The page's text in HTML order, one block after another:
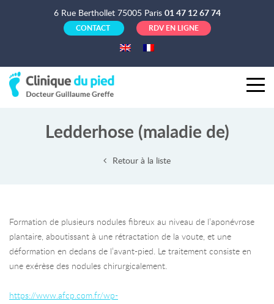
6 Rue Berthollet 75005 Paris 01 47 12 67 74
CONTACT RDV EN LIGNE
Ledderhose (maladie de)
Retour à la liste
Formation de plusieurs nodules fibreux au niveau de l’aponévrose
plantaire, aboutissant à une rétractation de la voute, et une
déformation en dedans de l’avant-pied. Le traitement consiste en
une exérèse des nodules chirurgicalement.
https://www.afcp.com.fr/wp-